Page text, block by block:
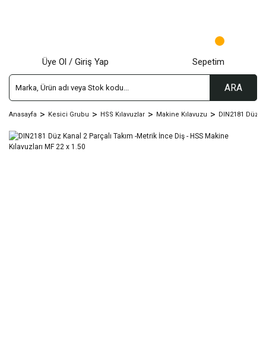
ARA
Üye Ol / Giriş Yap Sepetim
Anasayfa Kesici Grubu HSS Kılavuzlar Makine Kılavuzu DIN2181 Düz